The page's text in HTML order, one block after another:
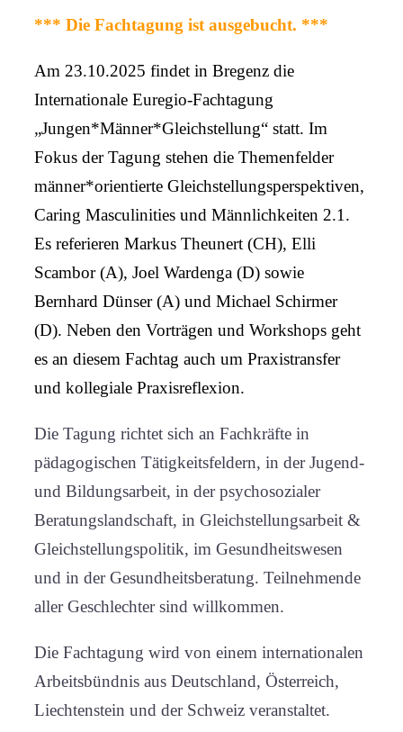
*** Die Fachtagung ist ausgebucht. ***
Am 23.10.2025 findet in Bregenz die
Internationale Euregio-Fachtagung
„Jungen*Männer*Gleichstellung“ statt. Im
Fokus der Tagung stehen die Themenfelder
männer*orientierte Gleichstellungsperspektiven,
Caring Masculinities und Männlichkeiten 2.1.
Es referieren Markus Theunert (CH), Elli
Scambor (A), Joel Wardenga (D) sowie
Bernhard Dünser (A) und Michael Schirmer
(D). Neben den Vorträgen und Workshops geht
es an diesem Fachtag auch um Praxistransfer
und kollegiale Praxisreflexion.
Die Tagung richtet sich an Fachkräfte in
pädagogischen Tätigkeitsfeldern, in der Jugend-
und Bildungsarbeit, in der psychosozialer
Beratungslandschaft, in Gleichstellungsarbeit &
Gleichstellungspolitik, im Gesundheitswesen
und in der Gesundheitsberatung. Teilnehmende
aller Geschlechter sind willkommen.
Die Fachtagung wird von einem internationalen
Arbeitsbündnis aus Deutschland, Österreich,
Liechtenstein und der Schweiz veranstaltet.